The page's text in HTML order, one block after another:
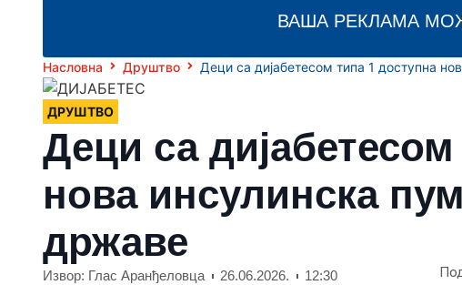
ВАША РЕКЛАМА
Насловна Друштво Деци са дијабетесом типа 1 доступна
ДРУШТВО
Деци са
нова инсулинска
државе
Извор: Глас Аранђеловца 26.06.2026. 12:30